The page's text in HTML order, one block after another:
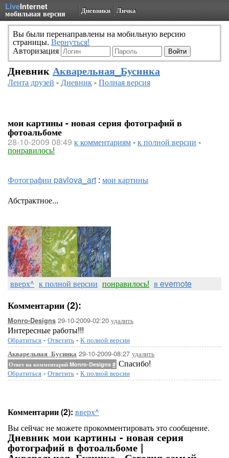
LiveInternet
мобильная версия Дневники Личка
Вы были перенаправлены на мобильную версию
страницы. Вернуться!
Авторизация
Дневник Акварельная_Бусинка
Лента друзей -Дневник-Полная версия
мои картины - новая серия фотографий в
фотоальбоме
28-10-2009 08:49 к комментариям-к полной версии -
понравилось!
Фотографии pavlova_art : мои картины
Абстрактное...
вверх^ к полной версии понравилось! в evernote
Комментарии (2):
Monro-Designs 29-10-2009-02:20 удалить
Интересные работы!!!
Обратиться - Ответить - К полной версии
Акварельная_Бусинка 29-10-2009-08:27 удалить
Ответ на комментарий Monro-Designs # Спасибо!
Обратиться - Ответить - К полной версии
Комментарии (2): вверх^
Вы сейчас не можете прокомментировать это сообщение.
Дневник мои картины - новая серия
фотографий в фотоальбоме |